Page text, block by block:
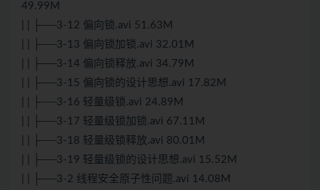
49.99M
| | ├──3-12 偏向锁.avi 51.63M
| | ├──3-13 偏向锁加锁.avi 32.01M
| | ├──3-14 偏向锁释放.avi 34.79M
| | ├──3-15 偏向锁的设计思想.avi 17.82M
| | ├──3-16 轻量级锁.avi 24.89M
| | ├──3-17 轻量级锁加锁.avi 67.11M
| | ├──3-18 轻量级锁释放.avi 80.01M
| | ├──3-19 轻量级锁的设计思想.avi 15.52M
| | ├──3-2 线程安全原子性问题.avi 14.08M